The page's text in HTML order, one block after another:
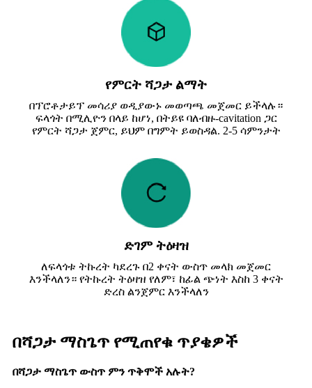
የምርት ሻጋታ ልማት
በፕሮቶታይፕ መሳሪያ ወዲያውኑ መወጣጫ መጀመር ይችላሉ።
ፍላጎት በሚሊዮን በላይ ከሆነ, በትይዩ ባለብዙ-cavitation ጋር
የምርት ሻጋታ ጀምር, ይህም በግምት ይወስዳል. 2-5 ሳምንታት
ድገም ትዕዛዝ
ለፍላጎቱ ትኩረት ካደረጉ በ2 ቀናት ውስጥ መላክ መጀመር
እንችላለን። የትኩረት ትዕዛዝ የለም፣ ከፊል ጭነት እስከ 3 ቀናት
ድረስ ልንጀምር እንችላለን
በሻጋታ ማስጌጥ የሚጠየቁ ጥያቄዎች
በሻጋታ ማስጌጥ ውስጥ ምን ጥቅሞች አሉት?